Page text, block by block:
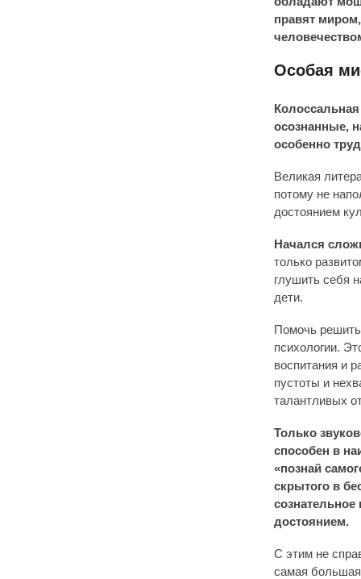
правят
Особая
осознанные,
особенно
Великая
потому не
достоянием
Начался
только
глушить себя
дети.
Помочь
психологии.
воспитания и
пустоты и
талантливых
Только
способен в
«познай
скрытого в
достоянием.
С этим не
самая большая